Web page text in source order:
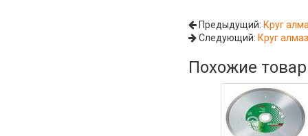
Предыдущий: Круг
Следующий: Круг
Похожие